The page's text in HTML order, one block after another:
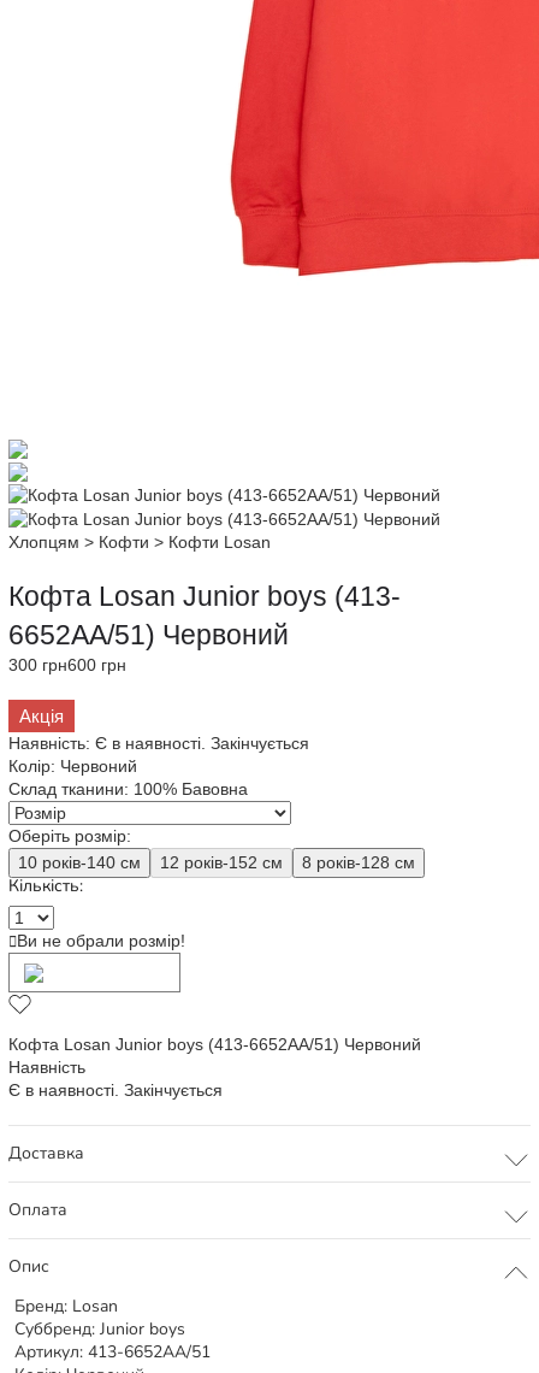
Хлопцям > Кофти > Кофти Losan
Кофта Losan Junior boys (413-
6652AA/51) Червоний
300 грн600 грн
Акція
Наявність:Є в наявності. Закінчується
Колір: Червоний
Склад тканини: 100% Бавовна
Оберіть розмір:
10 років-140 см
12 років-152 см 8 років-128 см
Кількість:
Ви не обрали розмір!
Кофта Losan Junior boys (413-6652AA/51) Червоний
Наявність
Є в наявності. Закінчується
Доставка
Оплата
Опис
Бренд: Losan
Суббренд:Junior boys
Артикул:413-6652AA/51